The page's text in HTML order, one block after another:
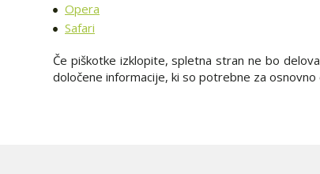
Opera
Safari
Če piškotke izklopite, spletna stran ne bo
določene informacije, ki so potrebne za